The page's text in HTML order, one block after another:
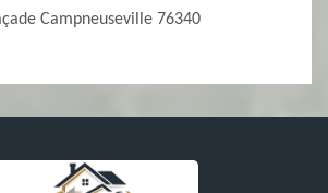
Campneuseville 76340